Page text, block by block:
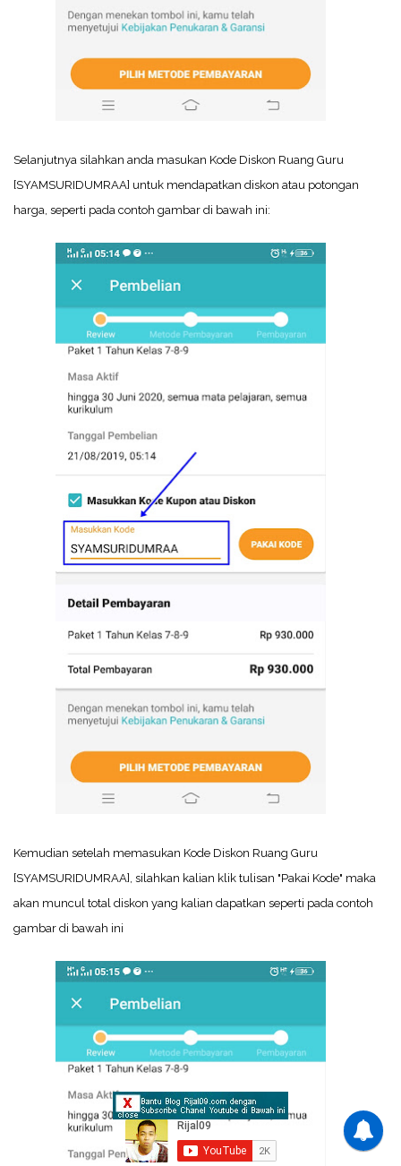
Selanjutnya silahkan anda masukan Kode Diskon Ruang Guru
[SYAMSURIDUMRAA] untuk mendapatkan diskon atau potongan
harga, seperti pada contoh gambar di bawah ini:
Kemudian setelah memasukan Kode Diskon Ruang Guru
[SYAMSURIDUMRAA], silahkan kalian klik tulisan "Pakai Kode" maka
akan muncul total diskon yang kalian dapatkan seperti pada contoh
gambar di bawah ini